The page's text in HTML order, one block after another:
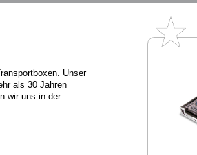
Unser
als 30 Jahren
wir uns in der